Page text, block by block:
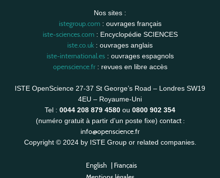
Nos sites :
istegroup.com: ouvrages français
iste-sciences.com: Encyclopédie SCIENCES
iste.co.uk : ouvrages anglais
iste-international.es: ouvrages espagnols
openscience.fr: revues en libre accès
ISTE OpenScience 27-37 St George’s Road – Londres SW19
4EU – Royaume-Uni
Tel : 0044 208 879 4580 ou 0800 902 354
(numéro gratuit à partir d’un poste fixe) contact :
info@openscience.fr
Copyright © 2024 by ISTE Group or related companies.
English | Français